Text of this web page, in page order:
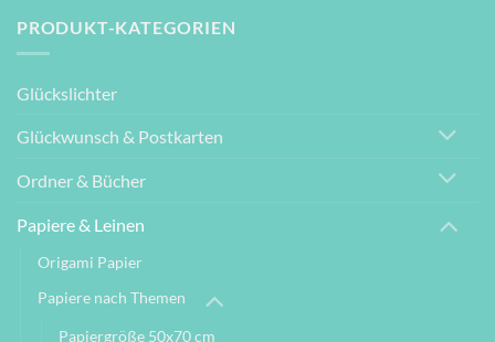
PRODUKT-KATEGORIEN
Glückslichter
Glückwunsch & Postkarten
Ordner & Bücher
Papiere & Leinen
Origami Papier
Papiere nach Themen
Papiergröße 50x70 cm